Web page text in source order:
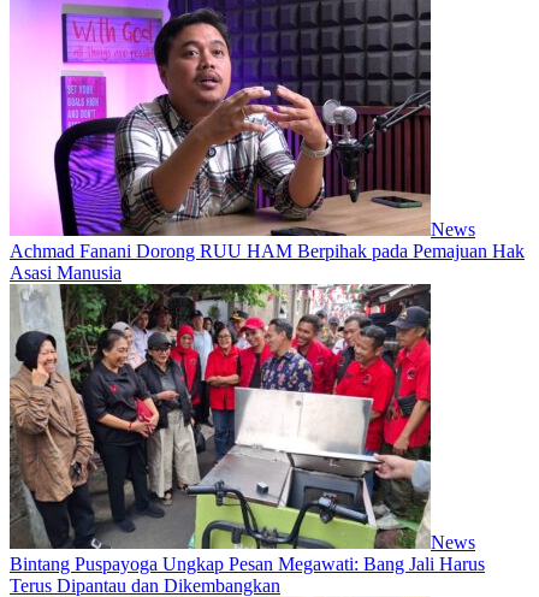
News
Achmad Fanani Dorong RUU HAM Berpihak pada Pemajuan Hak
Asasi Manusia
News
Bintang Puspayoga Ungkap Pesan Megawati: Bang Jali Harus
Terus Dipantau dan Dikembangkan